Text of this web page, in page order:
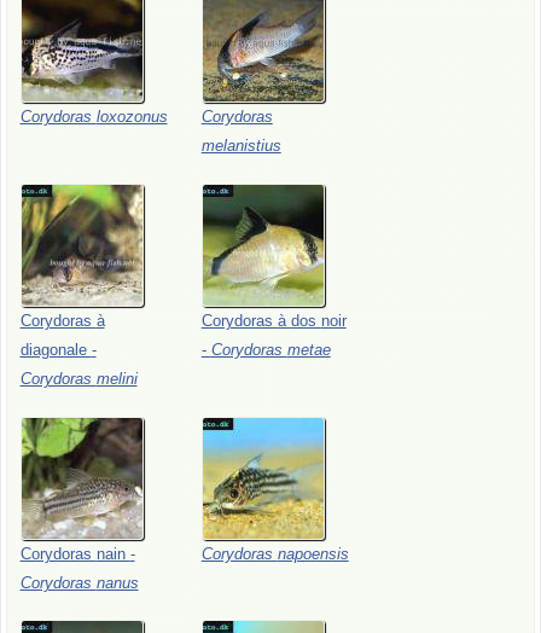
Corydoras loxozonus
Corydoras
melanistius
Corydoras à
diagonale -
Corydoras melini
Corydoras à dos noir
- Corydoras metae
Corydoras nain -
Corydoras nanus
Corydoras napoensis